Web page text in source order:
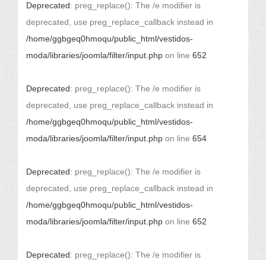
Deprecated: preg_replace(): The /e modifier is
deprecated, use preg_replace_callback instead in
/home/ggbgeq0hmoqu/public_html/vestidos-
moda/libraries/joomla/filter/input.php on line 652
Deprecated: preg_replace(): The /e modifier is
deprecated, use preg_replace_callback instead in
/home/ggbgeq0hmoqu/public_html/vestidos-
moda/libraries/joomla/filter/input.php on line 654
Deprecated: preg_replace(): The /e modifier is
deprecated, use preg_replace_callback instead in
/home/ggbgeq0hmoqu/public_html/vestidos-
moda/libraries/joomla/filter/input.php on line 652
Deprecated: preg_replace(): The /e modifier is